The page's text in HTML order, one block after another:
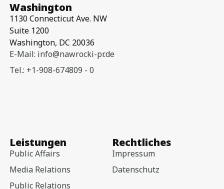
Washington
1130 Connecticut Ave. NW
Suite 1200
Washington, DC 20036
E-Mail: info@nawrocki-pr.de
Tel.: +1-908-674809 - 0
Leistungen
Public Affairs
Media Relations
Public Relations
Rechtliches
Impressum
Datenschutz